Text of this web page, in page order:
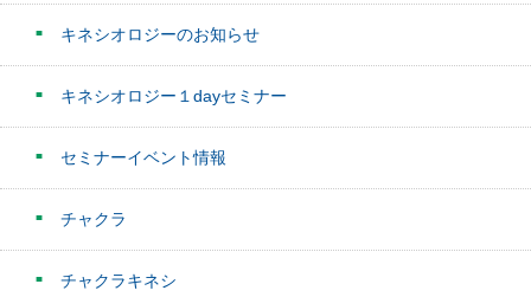
キネシオロジーのお知らせ
キネシオロジー１dayセミナー
セミナーイベント情報
チャクラ
チャクラキネシ